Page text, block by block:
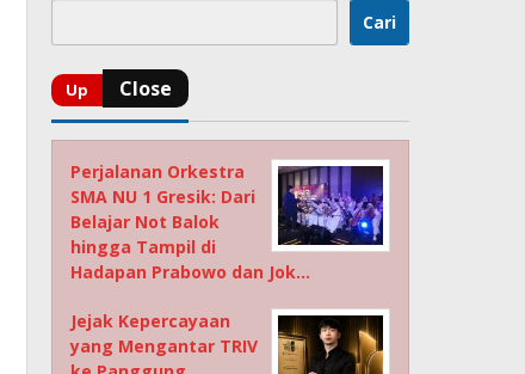
Cari
Perjalanan Orkestra
SMA NU 1 Gresik: Dari
Belajar Not Balok
hingga Tampil di
Hadapan Prabowo dan Jok…
Jejak Kepercayaan
yang Mengantar TRIV